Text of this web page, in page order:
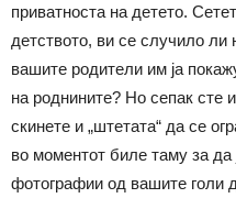
приватноста на детето.
детството, ви се случило
вашите родители им ја
на роднините? Но сепак сте
скинете и „штетата“ да се
во моментот биле таму за да
фотографии од вашите голи